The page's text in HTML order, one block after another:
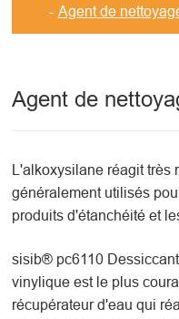
Agent de
Agent de
L'alkoxysilane réagit très
généralement utilisés
produits d'étanchéité et
sisib® pc6110
vinylique est le plus
récupérateur d'eau qui